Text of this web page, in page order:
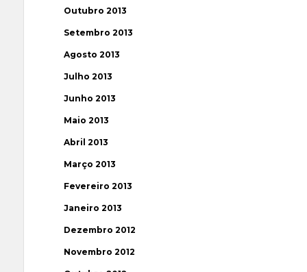
Outubro 2013
Setembro 2013
Agosto 2013
Julho 2013
Junho 2013
Maio 2013
Abril 2013
Março 2013
Fevereiro 2013
Janeiro 2013
Dezembro 2012
Novembro 2012